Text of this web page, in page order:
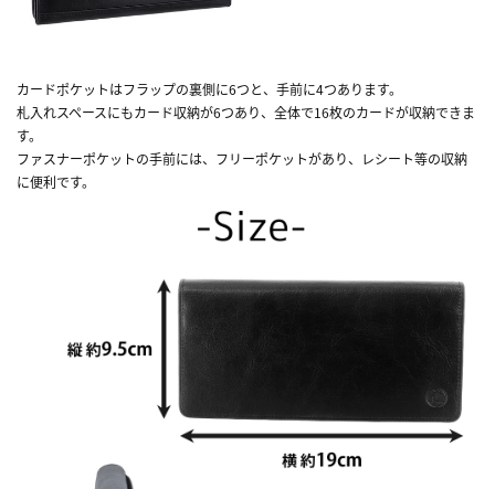
カードポケットはフラップの裏側に6つと、手前に4つあります。
札入れスペースにもカード収納が6つあり、全体で16枚のカードが収納できま
す。
ファスナーポケットの手前には、フリーポケットがあり、レシート等の収納
に便利です。